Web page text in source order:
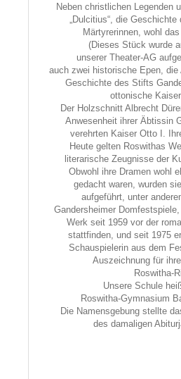
INFORMATIONEN FÜR
Neben christlichen Legenden
„Dulcitius“, die
Märtyrerinnen, wohl
(Dieses Stück wurde
unserer Theater-AG
auch zwei historische Epen,
Geschichte des Stifts
ottonische
Der Holzschnitt Albrecht
Anwesenheit ihrer Äbtissin
verehrten Kaiser Otto I.
Heute gelten Roswithas
literarische Zeugnisse der
Obwohl ihre Dramen wohl
gedacht waren, wurden
aufgeführt, unter
Gandersheimer
Werk seit 1959 vor der
stattfinden, und seit 1975
Schauspielerin aus dem
Auszeichnung für
Roswitha-
Unsere Schule
Roswitha-Gymnasium
Die Namensgebung stellte
des damaligen